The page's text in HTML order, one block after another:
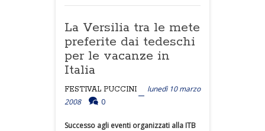
La Versilia tra le mete
preferite dai tedeschi
per le vacanze in
Italia
FESTIVAL PUCCINI
lunedì 10 marzo
2008
0
Successo agli eventi organizzati alla ITB